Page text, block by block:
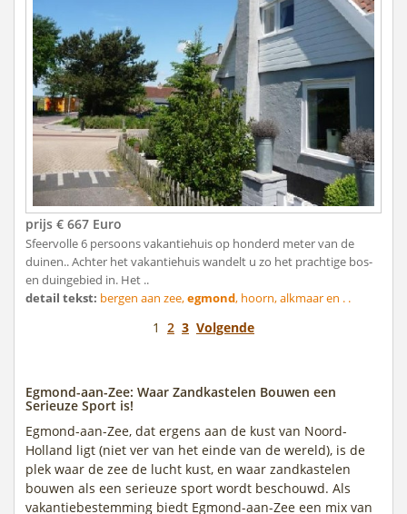
prijs € 667 Euro
Sfeervolle 6 persoons vakantiehuis op honderd meter van de
duinen.. Achter het vakantiehuis wandelt u zo het prachtige bos-
en duingebied in. Het ..
detail tekst: bergen aan zee,egmond, hoorn, alkmaar en . .
1 2 3 Volgende
Egmond-aan-Zee: Waar Zandkastelen Bouwen een
Serieuze Sport is!
Egmond-aan-Zee, dat ergens aan de kust van Noord-
Holland ligt (niet ver van het einde van de wereld), is de
plek waar de zee de lucht kust, en waar zandkastelen
bouwen als een serieuze sport wordt beschouwd. Als
vakantiebestemming biedt Egmond-aan-Zee een mix van